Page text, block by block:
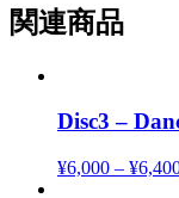
関連商品
Disc3 –
¥6,000 – ¥